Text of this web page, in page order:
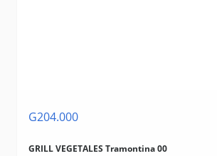
G204.000
GRILL VEGETALES Tramontina 00